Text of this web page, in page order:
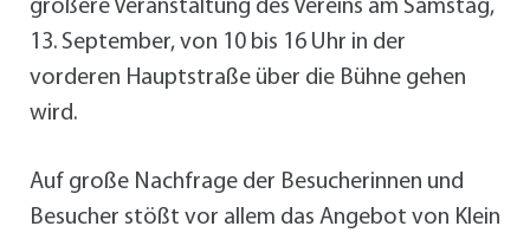
größere Veranstaltung des Vereins am Samstag,
13. September, von 10 bis 16 Uhr in der
vorderen Hauptstraße über die Bühne gehen
wird.
Auf große Nachfrage der Besucherinnen und
Besucher stößt vor allem das Angebot von Klein